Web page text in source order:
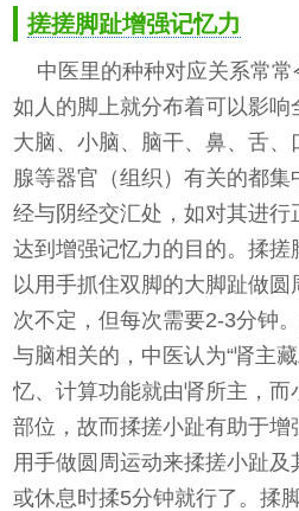
搓搓脚趾增强记忆力
中医里的种种对应关系常
如人的脚上就分布着可以影
大脑、小脑、脑干、鼻、舌
腺等器官（组织）有关的都集
经与阴经交汇处，如对其进
达到增强记忆力的目的。揉
以用手抓住双脚的大脚趾做
次不定，但每次需要2-3分钟
与脑相关的，中医认为“肾主
忆、计算功能就由肾所主，
部位，故而揉搓小趾有助于
用手做圆周运动来揉搓小趾
或休息时揉5分钟就行了。揉